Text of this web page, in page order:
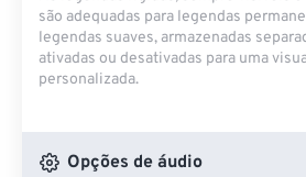
são adequadas para legendas
legendas suaves, armazenadas
ativadas ou desativadas para uma
personalizada.
Opções de áudio